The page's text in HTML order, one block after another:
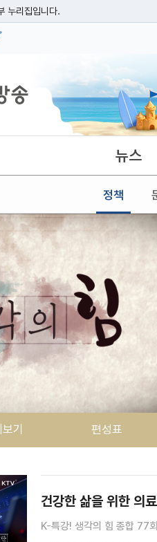
누리집입니다.
소를 사용하고 있다면 아래 URL에서
뉴스
정책
기 편성표
건강한 삶을 위한 의
K-특강! 생각의 힘 종합 77